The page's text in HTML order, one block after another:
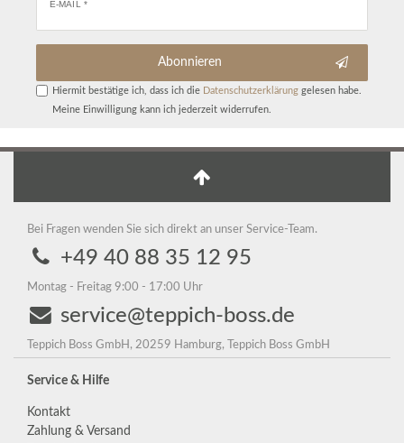
E-MAIL *
Abonnieren
Hiermit bestätige ich, dass ich die Daten­schutz­erklärunggelesen habe.
Meine Einwilligung kann ich jederzeit widerrufen.
Bei Fragen wenden Sie sich direkt an unser Service-Team.
+49 40 88 35 12 95
Montag - Freitag 9:00 - 17:00 Uhr
service@teppich-boss.de
Teppich Boss GmbH, 20259 Hamburg, Teppich Boss GmbH
Service & Hilfe
Kontakt
Zahlung & Versand